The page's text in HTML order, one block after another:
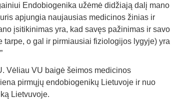
Endobiogenika užėmė didžiają dalį mano
apjungia naujausias medicinos žinias ir
įsitikinimas yra, kad savęs pažinimas ir savo
tarpe, o gal ir pirmiausiai fiziologijos lygyje) yra
Vėliau VU baigė šeimos medicinos
pirmųjų endobiogenikų Lietuvoje ir nuo
Lietvuvoje.